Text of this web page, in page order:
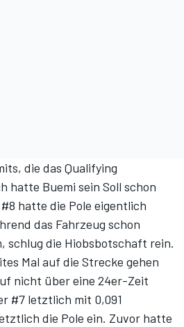
die das Qualifying
hatte Buemi sein Soll schon
hatte die Pole eigentlich
das Fahrzeug schon
schlug die Hiobsbotschaft rein.
Mal auf die Strecke gehen
nicht über eine 24er-Zeit
#7 letztlich mit 0,091
die Pole ein. Zuvor hatte